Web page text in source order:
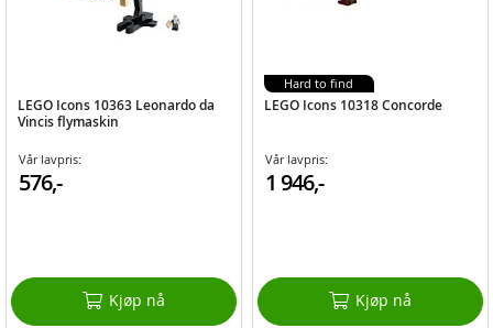
LEGO Icons 10363 Leonardo da
Vincis flymaskin
Vår lavpris:
576,-
Kjøp nå
LEGO Icons 10318 Concorde
Vår lavpris:
1 946,-
Kjøp nå
Hard to find